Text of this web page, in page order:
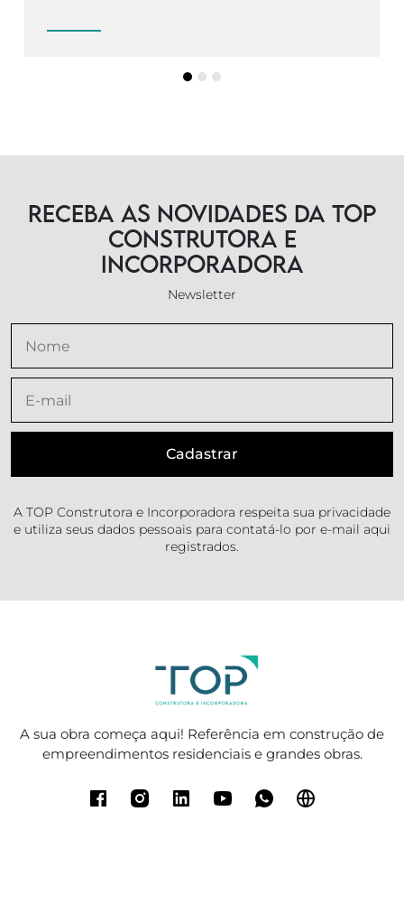
Receba as novidades da TOP
Construtora e
Incorporadora
Newsletter
A TOP Construtora e Incorporadora respeita sua privacidade
e utiliza seus dados pessoais para contatá-lo por e-mail aqui
registrados.
A sua obra começa aqui! Referência em construção de
empreendimentos residenciais e grandes obras.